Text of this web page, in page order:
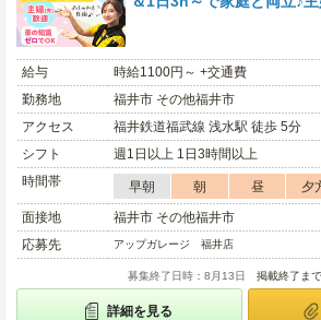
給与
時給1100円～ +交通費
勤務地
福井市 その他福井市
アクセス
福井鉄道福武線 浅水駅 徒歩 5分
シフト
週1日以上 1日3時間以上
時間帯
早朝 朝 昼 夕
面接地
福井市 その他福井市
応募先
アップガレージ 福井店
募集終了日時：8月13日 掲載終了ま
詳細を見る